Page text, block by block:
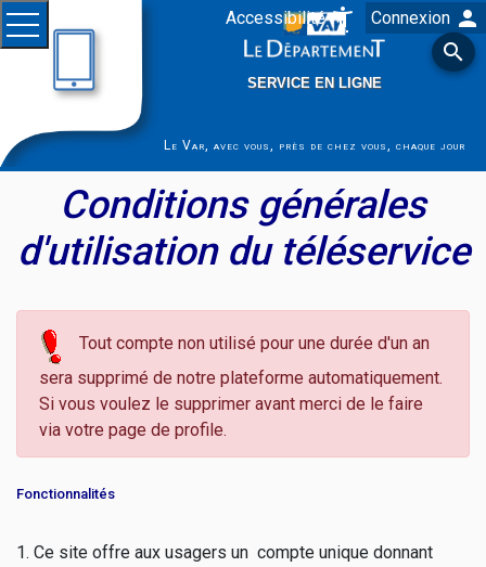
Saut au contenu principal
Ouvrir le menu
Accessibilitésettings_accessibility

Connexion person
SERVICE EN LIGNE
Le Var, avec vous, près de chez vous, chaque jour
Conditions générales
d'utilisation du téléservice
Tout compte non utilisé pour une durée d'un an
sera supprimé de notre plateforme automatiquement.
Si vous voulez le supprimer avant merci de le faire
via votre page de profile.
Fonctionnalités
1. Ce site offre aux usagers un compte unique donnant